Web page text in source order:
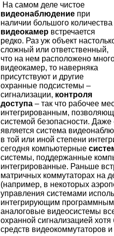
На самом деле чистое
видеонаблюдение при
наличии большого количества
видеокамер встречается
редко. Раз уж объект
сложный или ответственный,
что на нем расположено
видеокамер, то наверняка
присутствуют и другие
охранные подсистемы –
сигнализации, контроля
доступа – так что рабочее
интегрированным,
системой безопасности.
является система
в той или иной степени
сегодня компьютерные
системы, поддержанные
интегрированные. Раньше
матричных коммутаторах на
(например, в некоторых
управления системами
интегрирующим
аналоговые видеосистемы
охранной сигнализацией
средств видеокоммутаторов